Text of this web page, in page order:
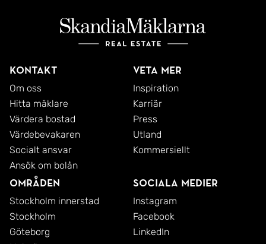
Kontakt
Om oss
Hitta mäklare
Värdera bostad
Värdebevakaren
Socialt ansvar
Ansök om bolån
Veta mer
Inspiration
Karriär
Press
Utland
Kommersiellt
Områden
Stockholm innerstad
Stockholm
Göteborg
Sociala medier
Instagram
Facebook
LinkedIn